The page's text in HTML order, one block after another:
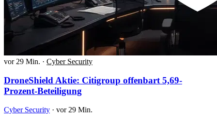
vor 29 Min. · Cyber Security
DroneShield Aktie: Citigroup offenbart 5,69-
Prozent-Beteiligung
Cyber Security · vor 29 Min.